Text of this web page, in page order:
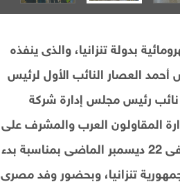
بدولة تنزانيا، والذى ينفذه
العصار النائب الأول لرئيس
نائب رئيس مجلس إدارة شركة
المقاولون العرب والمشرف على
المشروع، بزيارة تفقدية للمشروع والذى كان قد شهد احتفالا كبيرا فى 22 ديسمبر الماضى بمناسبة بدء
تنزانيا، وبحضور وفد مصرى